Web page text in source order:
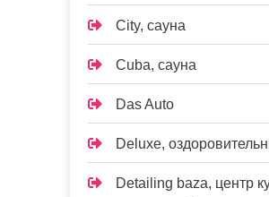
City, сауна
Cuba, сауна
Das Auto
Deluxe,
Detailing baza, центр